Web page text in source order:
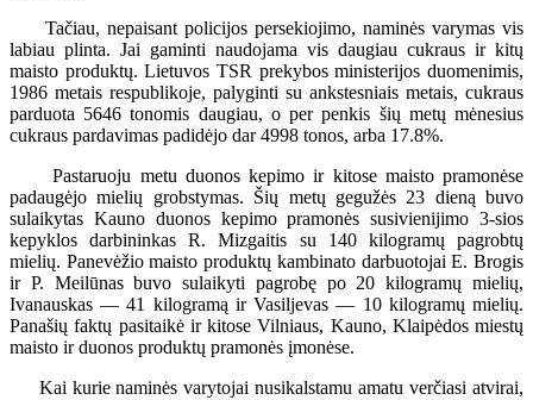
Tačiau, nepaisant policijos persekiojimo, naminės varymas vis
labiau plinta. Jai gaminti naudojama vis daugiau cukraus ir kitų
maisto produktų. Lietuvos TSR prekybos ministerijos duomenimis,
1986 metais respublikoje, palyginti su ankstesniais metais, cukraus
parduota 5646 tonomis daugiau, o per penkis šių metų mėnesius
cukraus pardavimas padidėjo dar 4998 tonos, arba 17.8%.
Pastaruoju metu duonos kepimo ir kitose maisto pramonėse
padaugėjo mielių grobstymas. Šių metų gegužės 23 dieną buvo
sulaikytas Kauno duonos kepimo pramonės susivienijimo 3-sios
kepyklos darbininkas R. Mizgaitis su 140 kilogramų pagrobtų
mielių. Panevėžio maisto produktų kambinato darbuotojai E. Brogis
ir P. Meilūnas buvo sulaikyti pagrobę po 20 kilogramų mielių,
Ivanauskas — 41 kilogramą ir Vasiljevas — 10 kilogramų mielių.
Panašių faktų pasitaikė ir kitose Vilniaus, Kauno, Klaipėdos miestų
maisto ir duonos produktų pramonės įmonėse.
Kai kurie naminės varytojai nusikalstamu amatu verčiasi atvirai,